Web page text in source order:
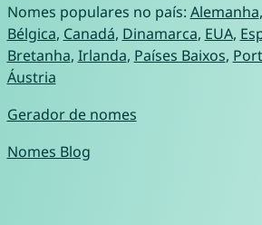
Nomes populares no país: Alemanha,
Bélgica, Canadá, Dinamarca, EUA,
Bretanha, Irlanda, Países Baixos,
Áustria
Gerador de nomes
Nomes Blog